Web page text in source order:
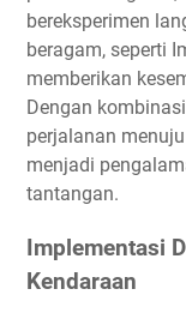
bereksperimen
beragam, seperti
memberikan
Dengan
perjalanan
menjadi
tantangan.
Implementasi
Kendaraan